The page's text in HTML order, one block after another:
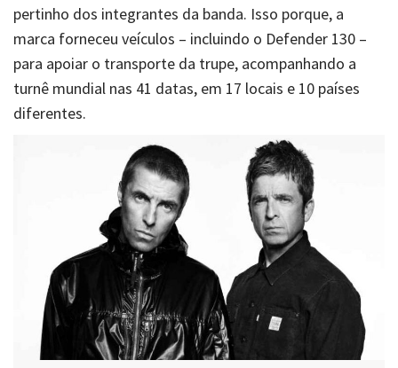
pertinho dos integrantes da banda. Isso porque, a
marca forneceu veículos – incluindo o Defender 130 –
para apoiar o transporte da trupe, acompanhando a
turnê mundial nas 41 datas, em 17 locais e 10 países
diferentes.